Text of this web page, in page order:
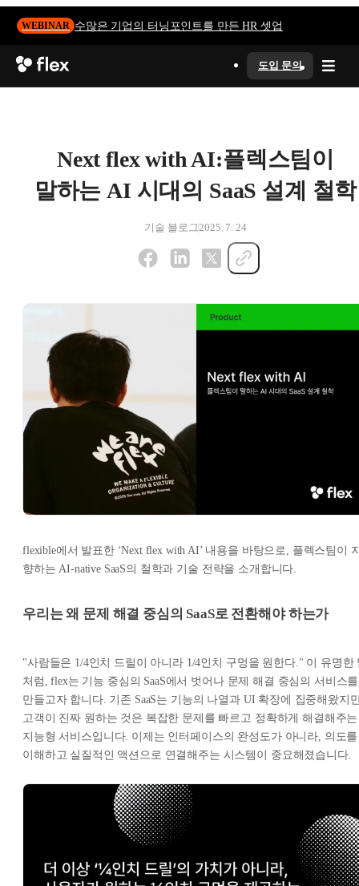
WEBINAR 수많은 기업의 터닝포인트를 만든 HR 셋업
도입 문의
Next flex with AI:플렉스팀이
말하는 AI 시대의 SaaS 설계 철학
기술 블로그 2025. 7. 24
flexible에서 발표한 ‘Next flex with AI’ 내용을 바탕으로, 플렉스팀이
향하는 AI-native SaaS의 철학과 기술 전략을 소개합니다.
우리는 왜 문제 해결 중심의 SaaS로 전환해야 하는가
"사람들은 1/4인치 드릴이 아니라 1/4인치 구멍을 원한다." 이 유명한
처럼, flex는 기능 중심의 SaaS에서 벗어나 문제 해결 중심의 서비스를
만들고자 합니다. 기존 SaaS는 기능의 나열과 UI 확장에 집중해왔지
고객이 진짜 원하는 것은 복잡한 문제를 빠르고 정확하게 해결해주는
지능형 서비스입니다. 이제는 인터페이스의 완성도가 아니라, 의도를
이해하고 실질적인 액션으로 연결해주는 시스템이 중요해졌습니다.